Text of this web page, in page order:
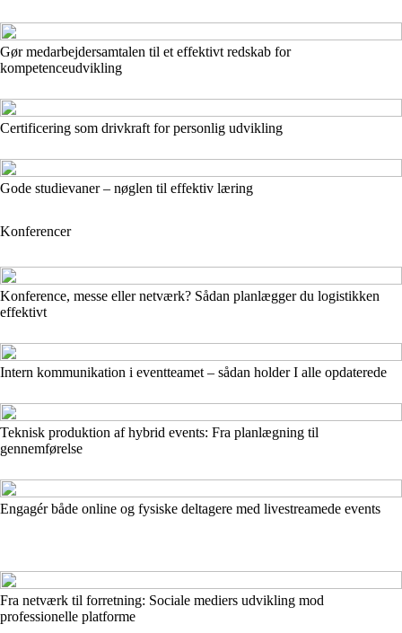
Gør medarbejdersamtalen til et effektivt redskab for
kompetenceudvikling
Certificering som drivkraft for personlig udvikling
Gode studievaner – nøglen til effektiv læring
Konferencer
Konference, messe eller netværk? Sådan planlægger du logistikken
effektivt
Intern kommunikation i eventteamet – sådan holder I alle opdaterede
Teknisk produktion af hybrid events: Fra planlægning til
gennemførelse
Engagér både online og fysiske deltagere med livestreamede events
Fra netværk til forretning: Sociale mediers udvikling mod
professionelle platforme